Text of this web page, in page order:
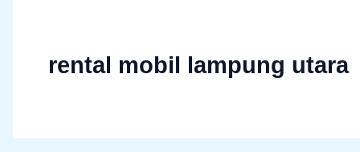
rental mobil lampung utara